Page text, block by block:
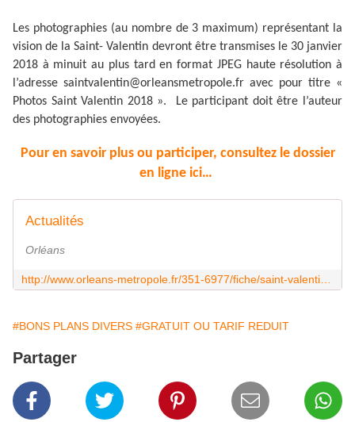
Les photographies (au nombre de 3 maximum) représentant la
vision de la Saint- Valentin devront être transmises le 30 janvier
2018 à minuit au plus tard en format JPEG haute résolution à
l’adresse saintvalentin@orleansmetropole.fr avec pour titre «
Photos Saint Valentin 2018 ». Le participant doit être l’auteur
des photographies envoyées.
Pour en savoir plus ou participer, consultez le dossier
en ligne ici…
Actualités
Orléans
#BONS PLANS DIVERS #GRATUIT OU TARIF REDUIT
Partager